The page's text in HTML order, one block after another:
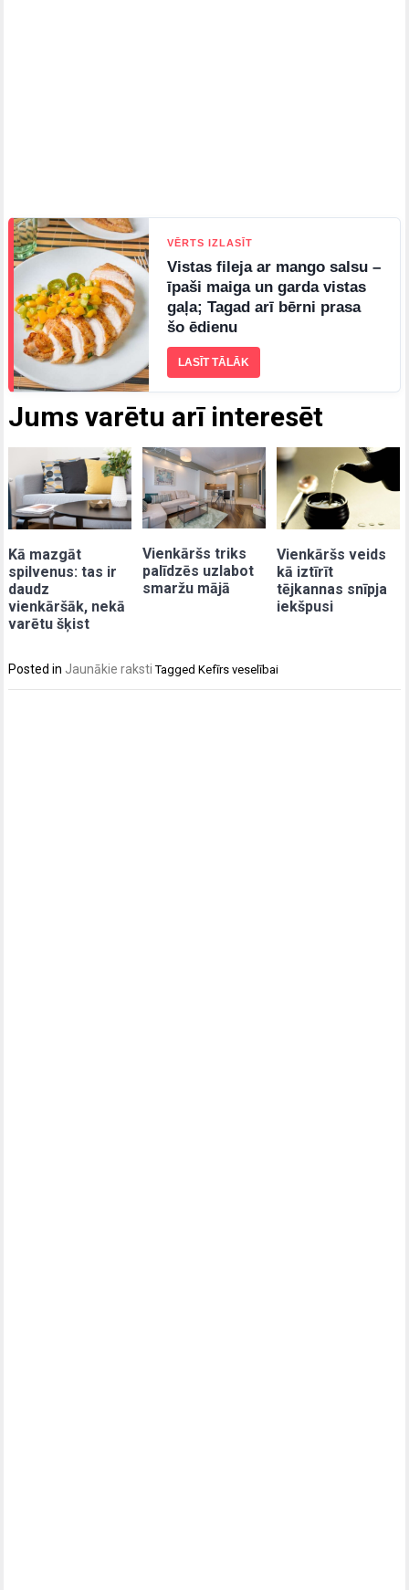
Jums varētu arī interesēt
Kā mazgāt
spilvenus: tas ir
daudz
vienkāršāk, nekā
varētu šķist
Vienkāršs triks
palīdzēs uzlabot
smaržu mājā
Vienkāršs veids
kā iztīrīt
tējkannas snīpja
iekšpusi
VĒRTS IZLASĪT
Vistas fileja ar mango salsu –
īpaši maiga un garda vistas
gaļa; Tagad arī bērni prasa
šo ēdienu
LASĪT TĀLĀK
Posted in Jaunākie raksti TaggedKefīrs veselībai